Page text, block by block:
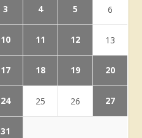
3 4 5 6
10 11 12 13
17 18 19 20
24 25 26 27
31